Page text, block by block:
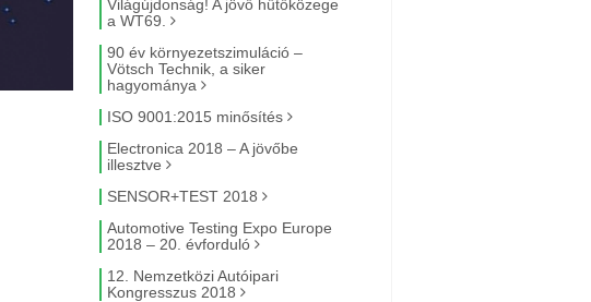
Világújdonság! A jövő hűtőközege
a WT69.
90 év környezetszimuláció –
Vötsch Technik, a siker
hagyománya
ISO 9001:2015 minősítés
Electronica 2018 – A jövőbe
illesztve
SENSOR+TEST 2018
Automotive Testing Expo Europe
2018 – 20. évforduló
12. Nemzetközi Autóipari
Kongresszus 2018